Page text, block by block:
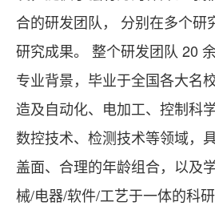
合的研发团队， 分别在多个研
研究成果。 整个研发团队 20
专业背景，毕业于全国各大名
造及自动化、电加工、控制科
数控技术、检测技术等领域，
盖面、合理的年龄组合，以及
械/电器/软件/工艺于一体的科